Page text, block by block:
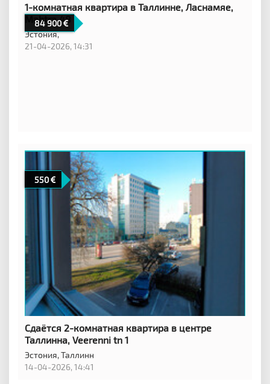
84 900
1-комнатная квартира в Таллинне, Ласнамяе,
Mahtra 48
Эстония,
21-04-2026, 14:31
550
Сдаётся 2-комнатная квартира в центре
Таллинна, Veerenni tn 1
Эстония,Таллинн
14-04-2026, 14:41